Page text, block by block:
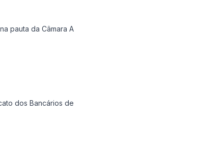
pauta da Câmara A
dos Bancários de